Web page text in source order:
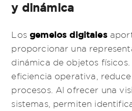
y dinámica
Los gemelos digitales
proporcionar una
dinámica de objetos físicos.
eficiencia operativa,
procesos. Al ofrecer una
sistemas, permiten